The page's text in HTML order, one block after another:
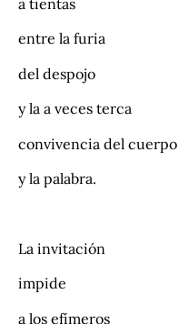
a tientas
entre la furia
del despojo
y la a veces terca
convivencia del cuerpo
y la palabra.
La invitación
impide
a los efímeros